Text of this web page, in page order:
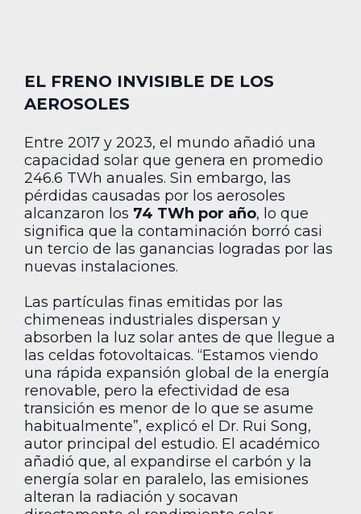
EL FRENO INVISIBLE DE LOS
AEROSOLES
Entre 2017 y 2023, el mundo añadió una
capacidad solar que genera en promedio
246.6 TWh anuales. Sin embargo, las
pérdidas causadas por los aerosoles
alcanzaron los 74 TWh por año, lo que
significa que la contaminación borró casi
un tercio de las ganancias logradas por las
nuevas instalaciones.
Las partículas finas emitidas por las
chimeneas industriales dispersan y
absorben la luz solar antes de que llegue a
las celdas fotovoltaicas. “Estamos viendo
una rápida expansión global de la energía
renovable, pero la efectividad de esa
transición es menor de lo que se asume
habitualmente”, explicó el Dr. Rui Song,
autor principal del estudio. El académico
añadió que, al expandirse el carbón y la
energía solar en paralelo, las emisiones
alteran la radiación y socavan